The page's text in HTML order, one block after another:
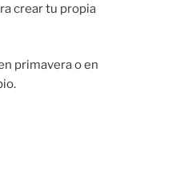
crear tu propia
primavera o en